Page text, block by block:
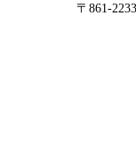
〒861-2233